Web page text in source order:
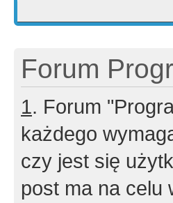
Forum
1. Forum
każdego
czy jest się
post ma na celu